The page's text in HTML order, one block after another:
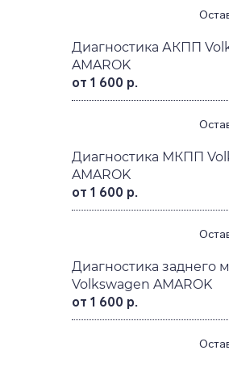
Диагностика АКПП
AMAROK
от 1 600 р.
Диагностика МКПП
AMAROK
от 1 600 р.
Диагностика заднего
Volkswagen AMAROK
от 1 600 р.